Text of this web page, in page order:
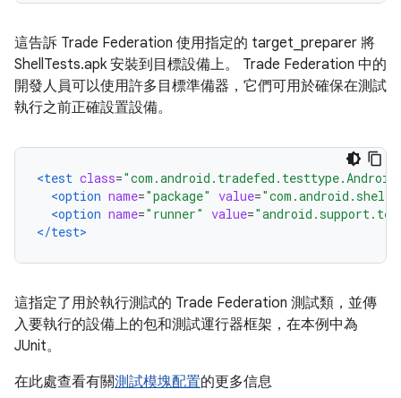
這告訴 Trade Federation 使用指定的 target_preparer 將
ShellTests.apk 安裝到目標設備上。 Trade Federation 中的
開發人員可以使用許多目標準備器，它們可用於確保在測試
執行之前正確設置設備。
<test class=
<option name="package" value=
<option name="runner" value=
</test>
這指定了用於執行測試的 Trade Federation 測試類，並傳
入要執行的設備上的包和測試運行器框架，在本例中為
JUnit。
在此處查看有關測試模塊配置的更多信息